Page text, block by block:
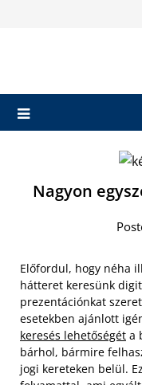
Nagyon
Előfordul, hogy néha
hátteret keresünk
prezentációnkat
esetekben ajánlott
keresés lehetőségét a
bárhol, bármire
jogi kereteken belül.